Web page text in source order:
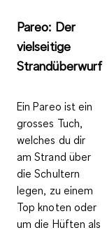
Pareo: Der
vielseitige
Strandüberwurf
EinPareo ist ein
grosses Tuch,
welches du dir
am Strand über
die Schultern
legen, zu einem
Top knoten oder
um die Hüften als